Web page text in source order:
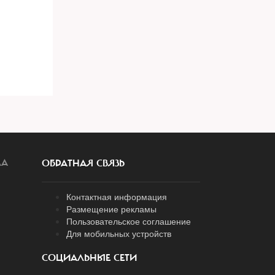
ОБРАТНАЯ СВЯЗЬ
Контактная информация
Размещение рекламы
Пользовательское соглашение
Для мобильных устройств
СОЦИАЛЬНЫЕ СЕТИ